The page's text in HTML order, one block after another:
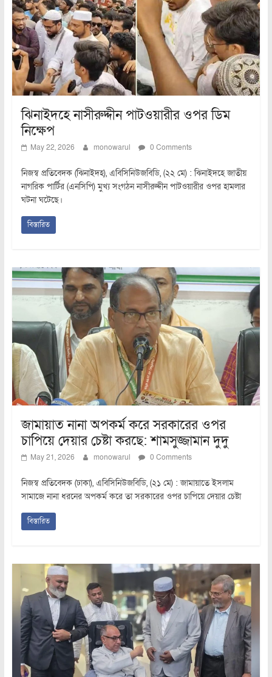
ঝিনাইদহে নাসীরুদ্দীন পাটওয়ারীর ওপর ডিম
নিক্ষেপ
May 22, 2026 monowarul 0 Comments
নিজস্ব প্রতিবেদক (ঝিনাইদহ), এবিসিনিউজবিডি, (২২ মে) : ঝিনাইদহে জাতীয়
নাগরিক পার্টির (এনসিপি) মুখ্য সংগঠন নাসীরুদ্দীন পাটওয়ারীর ওপর হামলার
ঘটনা ঘটেছে।
বিস্তারিত
জামায়াত নানা অপকর্ম করে সরকারের ওপর
চাপিয়ে দেয়ার চেষ্টা করছে: শামসুজ্জামান দুদু
May 21, 2026 monowarul 0 Comments
নিজস্ব প্রতিবেদক (ঢাকা), এবিসিনিউজবিডি, (২১ মে) : জামায়াতে ইসলাম
সামাজে নানা ধরনের অপকর্ম করে তা সরকারের ওপর চাপিয়ে দেয়ার চেষ্টা
বিস্তারিত